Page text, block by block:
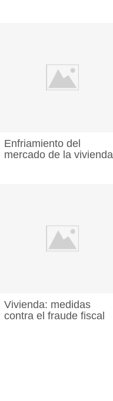
Enfriamiento del
mercado de la vivienda
Vivienda: medidas
contra el fraude fiscal